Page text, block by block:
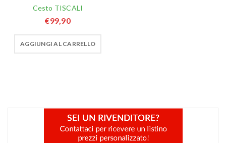
Cesto TISCALI
€99,90
AGGIUNGI AL CARRELLO